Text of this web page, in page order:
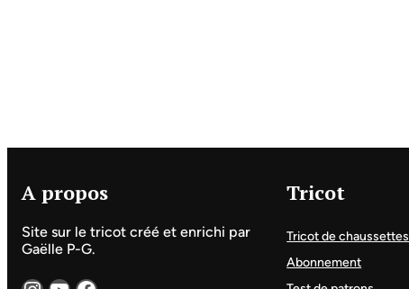
A propos
Site sur le tricot créé et enrichi par
Gaëlle P-G.
Tricot
Tricot de chaussettes
Abonnement